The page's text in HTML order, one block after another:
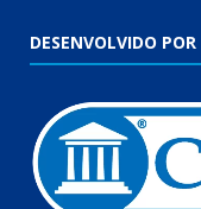
DESENVOLVIDO POR